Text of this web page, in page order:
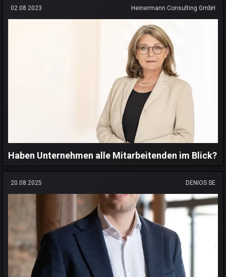
02.08.2023 Heinermann Consulting GmbH
Haben Unternehmen alle Mitarbeitenden im Blick?
20.08.2025 DENIOS SE